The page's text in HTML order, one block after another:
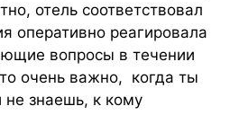
отель соответствовал
оперативно реагировала
вопросы в течении
очень важно, когда ты
не знаешь, к кому